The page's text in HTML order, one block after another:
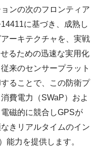
ンの次のフロンティア
に基づき、成熟し
ーキテクチャを、実戦
るための迅速な実用化
来のセンサープラット
ることで、この防衛プ
費電力（SWaP）およ
磁的に競合しGPSが
きリアルタイムのイン
能力を提供します。